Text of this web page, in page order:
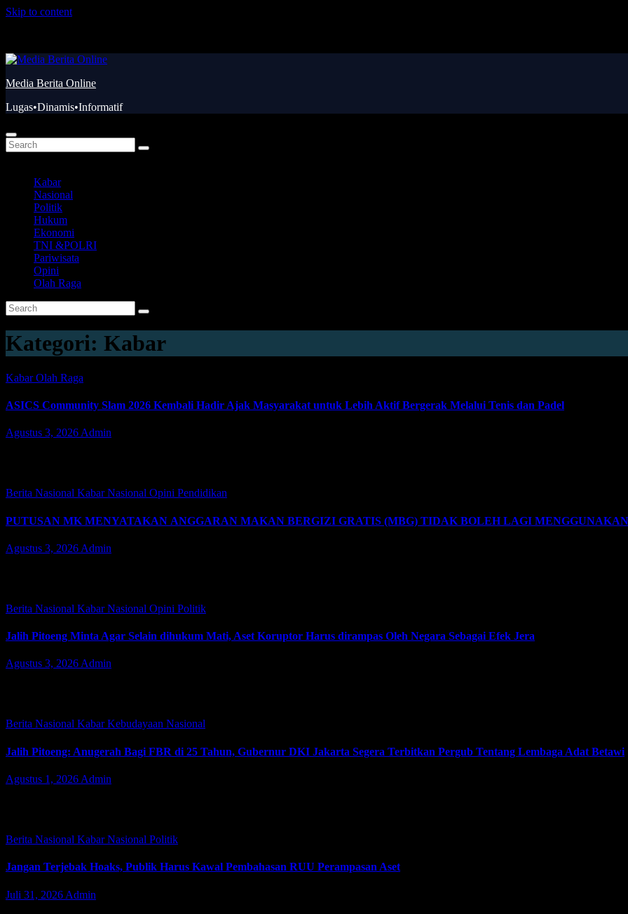
Skip to content
Media Berita Online
Lugas•Dinamis•Informatif
Kabar
Nasional
Politik
Hukum
Ekonomi
TNI &POLRI
Pariwisata
Opini
Olah Raga
Kategori: Kabar
KabarOlah Raga
ASICS Community Slam 2026 Kembali Hadir Ajak Masyarakat untuk Lebih Aktif Bergerak Melalui Tenis dan Padel
Agustus 3, 2026Admin
Berita Nasional KabarNasional Opini Pendidikan
PUTUSAN MK MENYATAKAN ANGGARAN MAKAN BERGIZI GRATIS (MBG) TIDAK BOLEH LAGI
Agustus 3, 2026 Admin
Berita Nasional KabarNasional Opini Politik
Jalih Pitoeng Minta Agar Selain dihukum Mati, Aset Koruptor Harus dirampas Oleh Negara Sebagai Efek Jera
Agustus 3, 2026Admin
Berita Nasional KabarKebudayaan Nasional
Jalih Pitoeng: Anugerah Bagi FBR di 25 Tahun, Gubernur DKI Jakarta Segera Terbitkan Pergub Tentang Lembaga Adat Betawi
Agustus 1, 2026 Admin
Berita Nasional KabarNasional Politik
Jangan Terjebak Hoaks, Publik Harus Kawal Pembahasan RUU Perampasan Aset
Juli 31, 2026 Admin